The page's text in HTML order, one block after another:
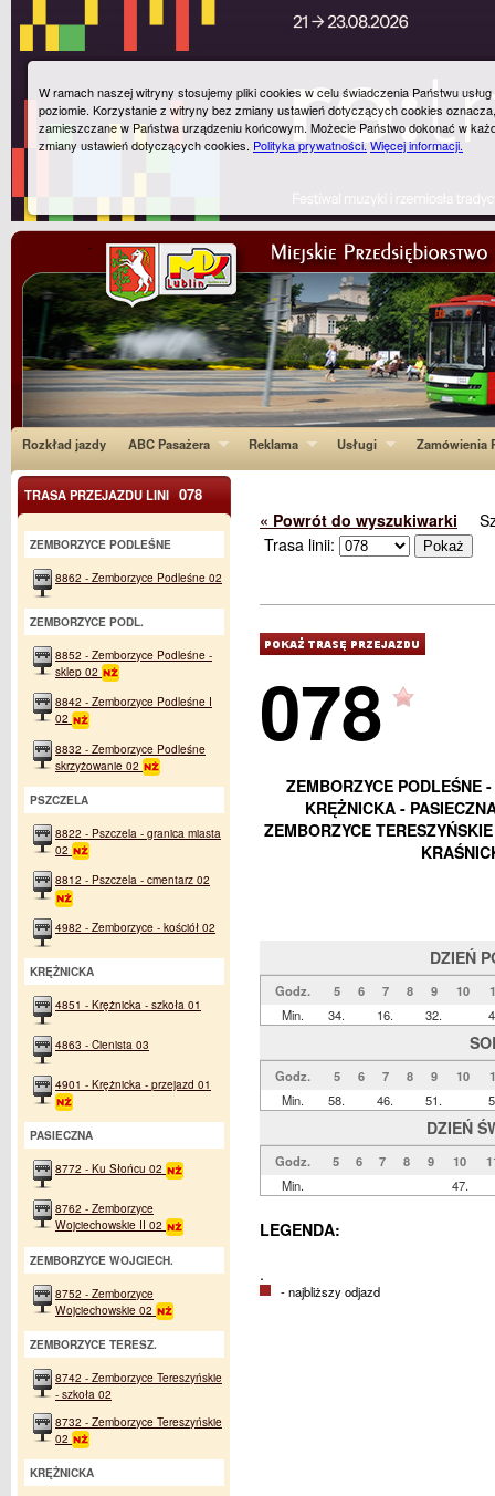
Rozkład jazdy ABC Pasażera Reklama Usługi Zamówienia
« Powrót do wyszukiwarki
Trasa linii:
078
ZEMBORZYCE PODLEŚNE
KRĘŻNICKA -
ZEMBORZYCE
DZIEŃ
Godz. 5 6 7 8 9 10
Min.
34. 16. 32.
Godz. 5 6 7 8 9 10
Min.
58. 46. 51.
DZIEŃ
Godz. 5 6 7 8 9 10
Min.
47.
LEGENDA:
.
- najbliższy odjazd
TRASA PRZEJAZDU LINI 078
ZEMBORZYCE PODLEŚNE
8862 - Zemborzyce Podleśne 02
ZEMBORZYCE PODL.
8852 - Zemborzyce Podleśne -
sklep 02
8842 - Zemborzyce Podleśne I
02
8832 - Zemborzyce Podleśne
skrzyżowanie 02
PSZCZELA
8822 - Pszczela - granica miasta
02
8812 - Pszczela - cmentarz 02
4982 - Zemborzyce - kościół 02
KRĘŻNICKA
4851 - Krężnicka - szkoła 01
4863 - Cienista 03
4901 - Krężnicka - przejazd 01
PASIECZNA
8772 - Ku Słońcu 02
8762 - Zemborzyce
Wojciechowskie II 02
ZEMBORZYCE WOJCIECH.
8752 - Zemborzyce
Wojciechowskie 02
ZEMBORZYCE TERESZ.
8742 - Zemborzyce Tereszyńskie
- szkoła 02
8732 - Zemborzyce Tereszyńskie
02
KRĘŻNICKA
W ramach naszej witryny stosujemy pliki cookies w celu świadczenia Państwu
poziomie. Korzystanie z witryny bez zmiany ustawień dotyczących cookies
zamieszczane w Państwa urządzeniu końcowym. Możecie Państwo dokonać w
zmiany ustawień dotyczących cookies. Polityka prywatności.Więcej informacji.